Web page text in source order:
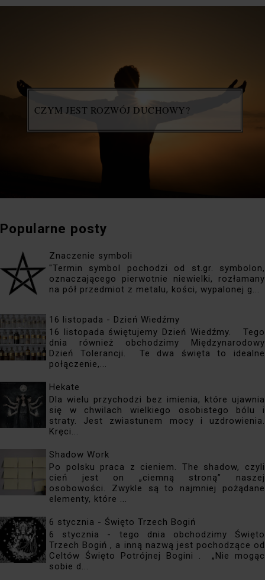
CZYM JEST ROZWÓJ DUCHOWY?
Popularne posty
Znaczenie symboli
"Termin symbol pochodzi od st.gr. symbolon,
oznaczającego pierwotnie niewielki, rozłamany
na pół przedmiot z metalu, kości, wypalonej g...
16 listopada - Dzień Wiedźmy
16 listopada świętujemy Dzień Wiedźmy. Tego
dnia również obchodzimy Międzynarodowy
Dzień Tolerancji. Te dwa święta to idealne
połączenie,...
Hekate
Dla wielu przychodzi bez imienia, które ujawnia
się w chwilach wielkiego osobistego bólu i
straty. Jest zwiastunem mocy i uzdrowienia.
Kręci...
Shadow Work
Po polsku praca z cieniem. The shadow, czyli
cień jest on „ciemną stroną” naszej
osobowości. Zwykle są to najmniej pożądane
elementy, które ...
6 stycznia - Święto Trzech Bogiń
6 stycznia - tego dnia obchodzimy Święto
Trzech Bogiń , a inną nazwą jest pochodzące od
Celtów Święto Potrójnej Bogini . „Nie mogąc
sobie d...